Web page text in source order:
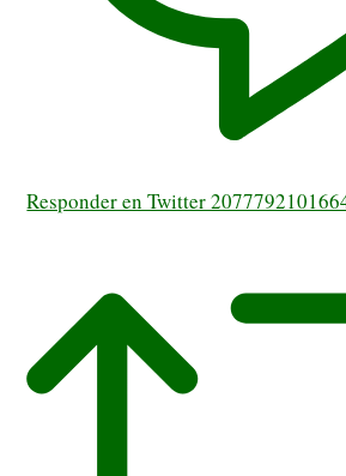
Responder en Twitter